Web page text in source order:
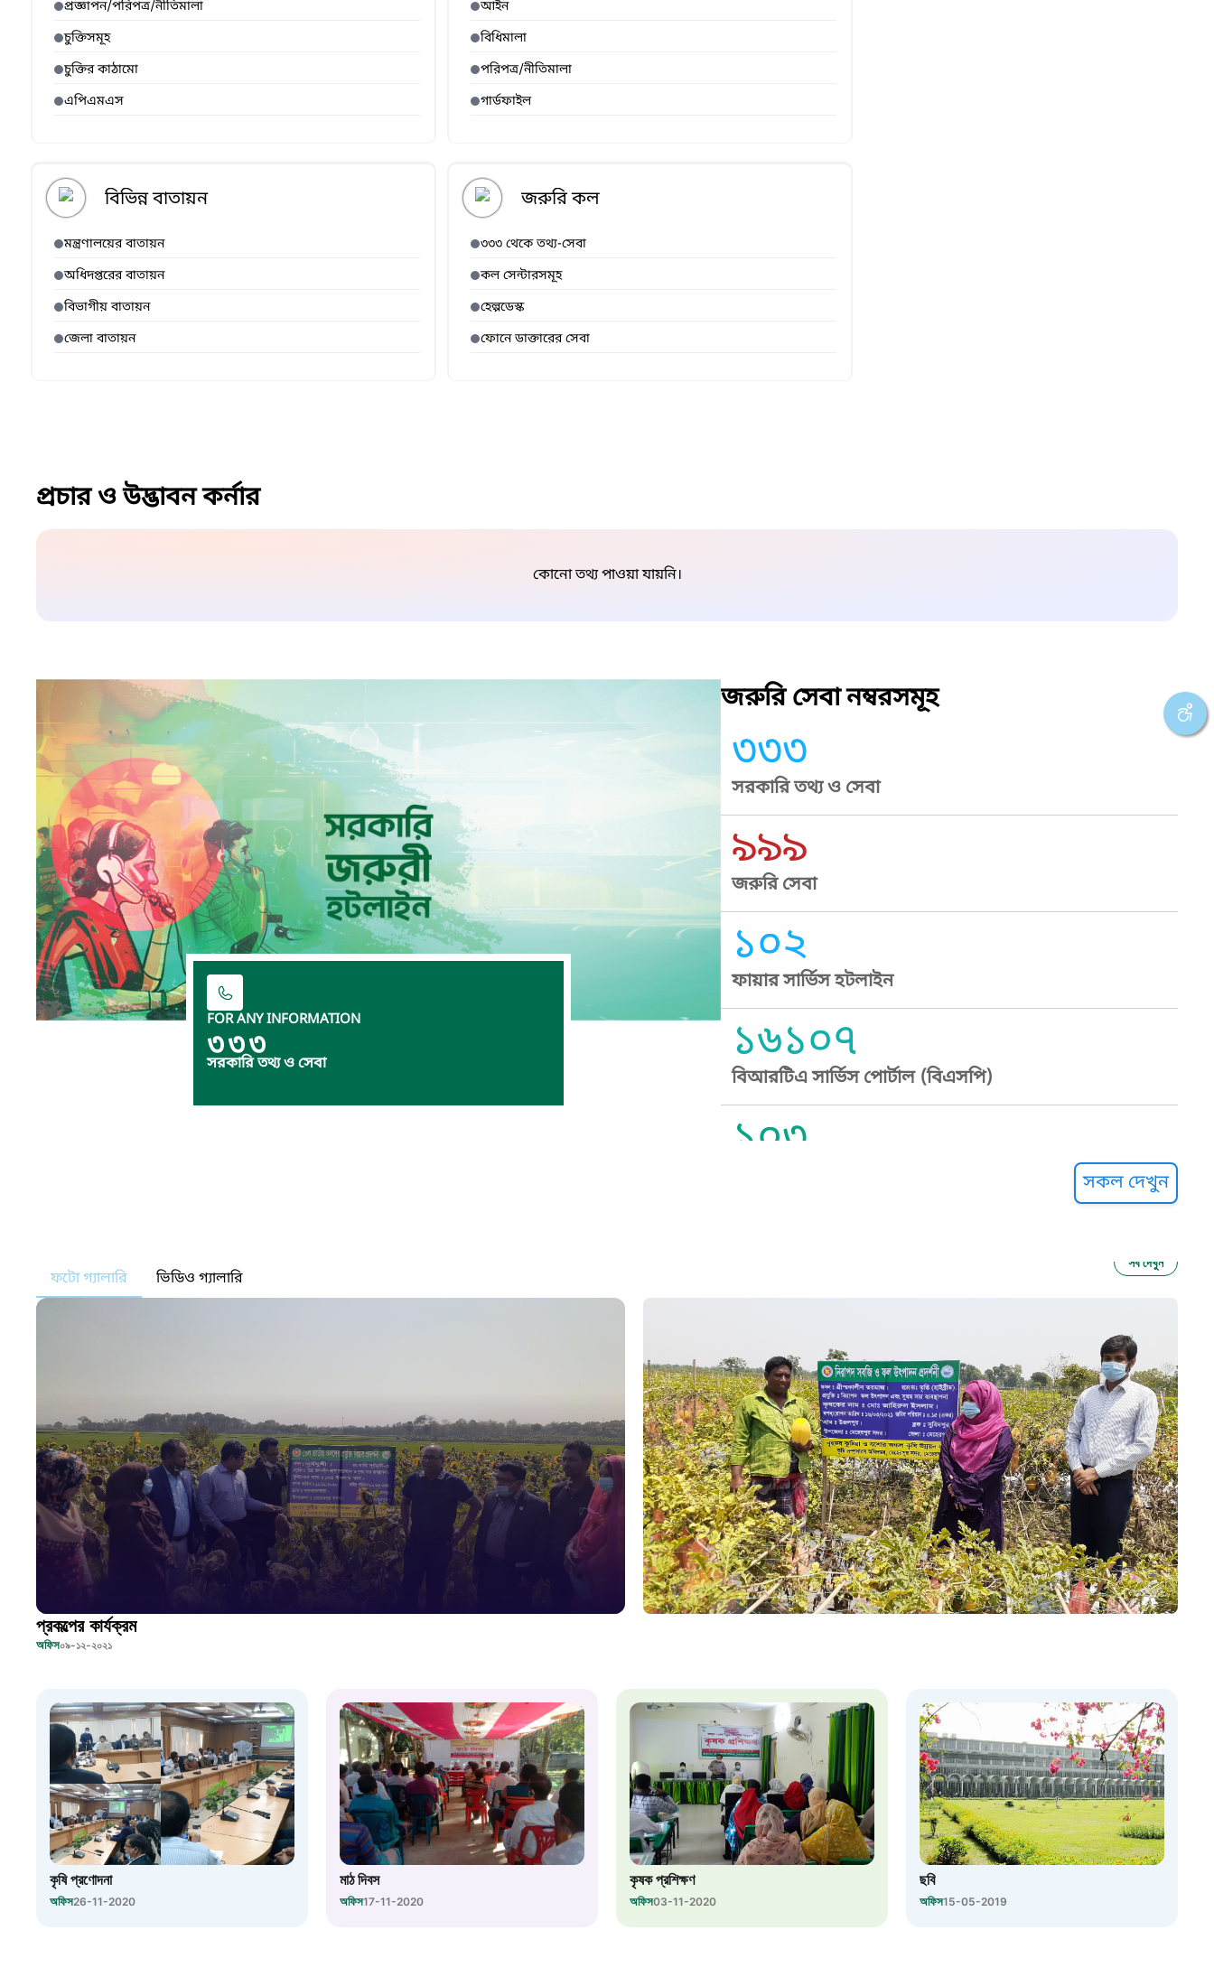
প্রজ্ঞাপন/পরিপত্র/নীতিমালা
চুক্তিসমূহ
চুক্তির কাঠামো
এপিএমএস
আইন
বিধিমালা
পরিপত্র/নীতিমালা
গার্ডফাইল
বিভিন্ন বাতায়ন
মন্ত্রণালয়ের বাতায়ন
অধিদপ্তরের বাতায়ন
বিভাগীয় বাতায়ন
জেলা বাতায়ন
জরুরি কল
৩৩৩ থেকে তথ্য-সেবা
কল সেন্টারসমূহ
হেল্পডেস্ক
ফোনে ডাক্তারের সেবা
প্রচার ও উদ্ভাবন কর্নার
কোনো তথ্য পাওয়া যায়নি।
FOR ANY INFORMATION
৩৩৩
সরকারি তথ্য ও সেবা
জরুরি সেবা নম্বরসমূহ
৩৩৩
সরকারি তথ্য ও সেবা
৯৯৯
জরুরি সেবা
১০২
ফায়ার সার্ভিস হটলাইন
১৬১০৭
বিআরটিএ সার্ভিস পোর্টাল (বিএসপি)
১০৩
দুদক
১০২
দুর্যোগের আগাম বার্তা
১৬১২২
স্মার্ট ভূমি সেবা
১০৯৮
১৬১০৯
বাংলাদেশ কর্মচারী কল্যাণ বোর্ড হটলাইন
০১৯০৮৮৮৮৮৮৮
মাদকদ্রব্য নিয়ন্ত্রণ হটলাইন
১৬১১৩
সকল দেখুন
ফটো গ্যালারি ভিডিও গ্যালারি
সব দেখুন
প্রকল্পের কার্যক্রম
অফিস০৯-১২-২০২১
কৃষি প্রণোদনা
অফিস26-11-2020
মাঠ দিবস
অফিস17-11-2020
কৃষক প্রশিক্ষণ
অফিস03-11-2020
ছবি
অফিস15-05-2019